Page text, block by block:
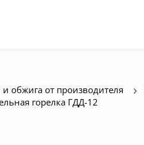
обжига от производителя
горелка ГДД-12